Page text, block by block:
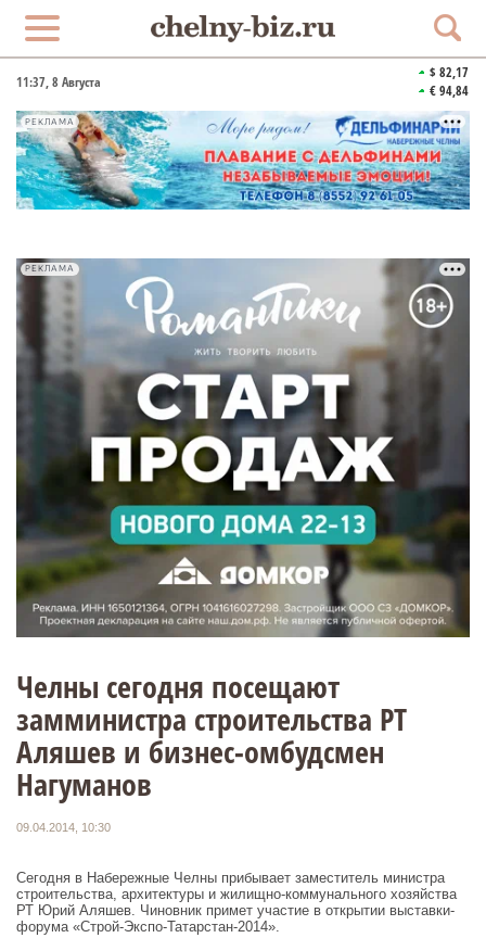
11:37, 8 Августа
$ 82,17
€ 94,84
РЕКЛАМА
РЕКЛАМА
Челны сегодня посещают
замминистра строительства РТ
Аляшев и бизнес-омбудсмен
Нагуманов
09.04.2014, 10:30
Сегодня в Набережные Челны прибывает заместитель министра
строительства, архитектуры и жилищно-коммунального хозяйства
РТ Юрий Аляшев. Чиновник примет участие в открытии выставки-
форума «Строй-Экспо-Татарстан-2014».